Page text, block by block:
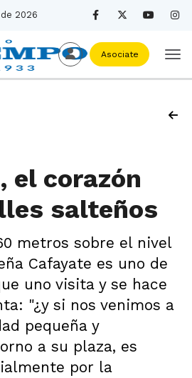
2026
Asociate
el corazón
salteños
metros sobre el nivel
Cafayate es uno de
uno visita y se hace
"¿y si nos venimos a
pequeña y
a su plaza, es
por la